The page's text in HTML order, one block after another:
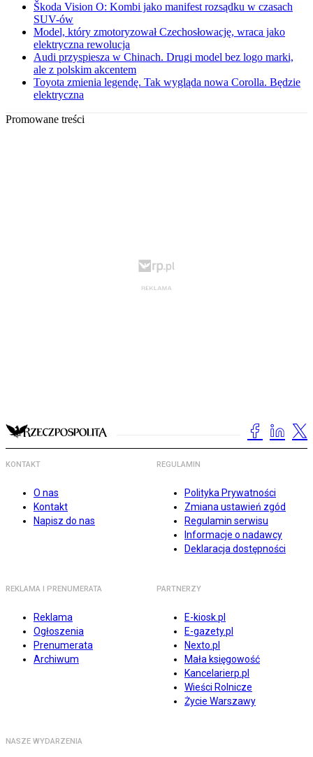
Škoda Vision O: Kombi jako manifest rozsądku w czasach
SUV-ów
Model, który zmotoryzował Czechosłowację, wraca jako
elektryczna rewolucja
Audi przyspiesza w Chinach. Drugi model bez logo marki,
ale z polskim akcentem
Toyota zmienia legendę. Tak wygląda nowa Corolla. Będzie
elektryczna
Promowane treści
KONTAKT
O nas
Kontakt
Napisz do nas
REGULAMIN
Polityka Prywatności
Zmiana ustawień zgód
Regulamin serwisu
Informacje o nadawcy
Deklaracja dostępności
REKLAMA I PRENUMERATA
Reklama
Ogłoszenia
Prenumerata
Archiwum
PARTNERZY
E-kiosk.pl
E-gazety.pl
Nexto.pl
Mała księgowość
Kancelarierp.pl
Wieści Rolnicze
Życie Warszawy
NASZE WYDARZENIA